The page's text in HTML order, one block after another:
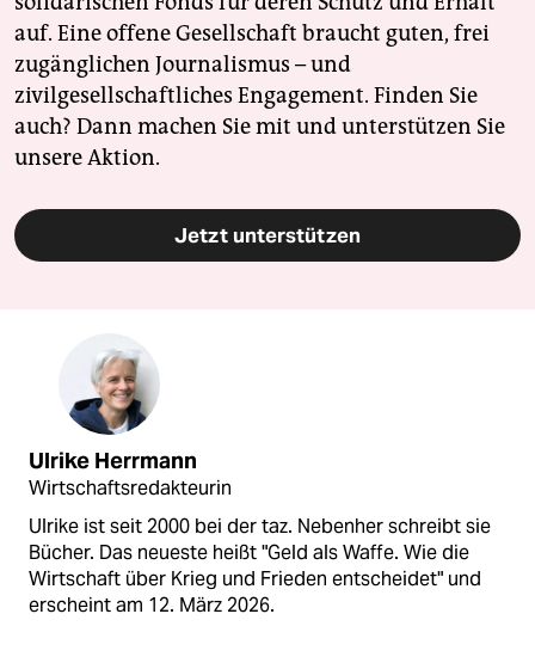
auf. Eine offene Gesellschaft braucht guten, frei
zugänglichen Journalismus – und
zivilgesellschaftliches Engagement. Finden Sie
auch? Dann machen Sie mit und unterstützen Sie
unsere Aktion.
Jetzt unterstützen
Ulrike Herrmann
Wirtschaftsredakteurin
Ulrike ist seit 2000 bei der taz. Nebenher schreibt sie
Bücher. Das neueste heißt "Geld als Waffe. Wie die
Wirtschaft über Krieg und Frieden entscheidet" und
erscheint am 12. März 2026.